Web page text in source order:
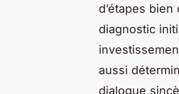
d’étapes
diagnostic
aussi
dialogue